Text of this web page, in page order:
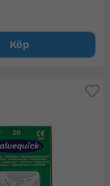
Köp